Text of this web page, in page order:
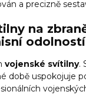
a precizně
na
odolností
vojenské svítilny.
době uspokojuje